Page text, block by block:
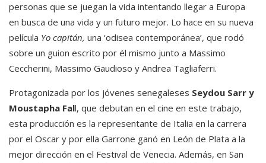
personas que se juegan la vida intentando llegar a Europa
en busca de una vida y un futuro mejor. Lo hace en su nueva
película Yo capitán, una ‘odisea contemporánea’, que rodó
sobre un guion escrito por él mismo junto a Massimo
Ceccherini, Massimo Gaudioso y Andrea Tagliaferri.
Protagonizada por los jóvenes senegaleses Seydou Sarr y
Moustapha Fall, que debutan en el cine en este trabajo,
esta producción es la representante de Italia en la carrera
por el Oscar y por ella Garrone ganó en León de Plata a la
mejor dirección en el Festival de Venecia. Además, en San